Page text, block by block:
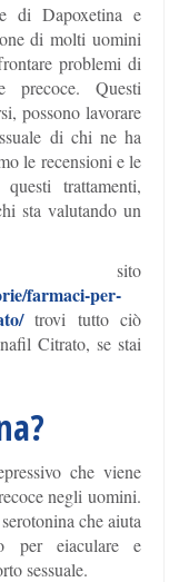
di Dapoxetina e
di molti uomini
problemi di
precoce. Questi
possono lavorare
di chi ne ha
le recensioni e le
trattamenti,
sta valutando un
farmaci-per-
trovi tutto ciò
Citrato, se stai
che viene
negli uomini.
che aiuta
per eiaculare e
sessuale.